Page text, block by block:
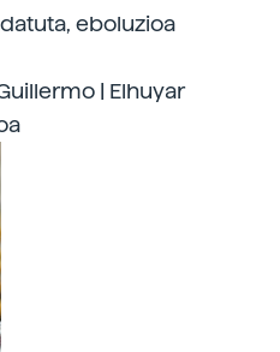
eboluzioa
| Elhuyar